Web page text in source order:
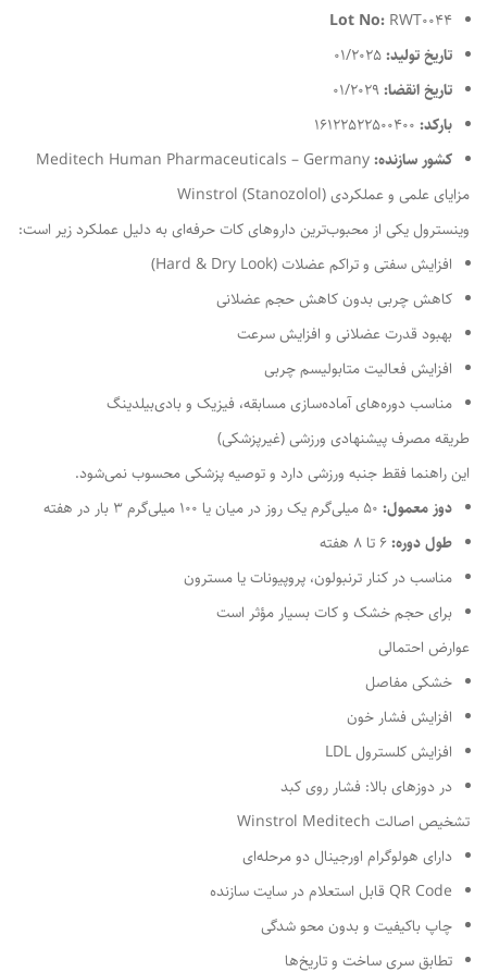
Lot No: RWT0044
تاریخ تولید:
تاریخ انقضا:
بارکد:
کشور سازنده:
مزایای علمی و عملکردی Winstrol (Stanozolol)
وینسترول یکی از محبوب‌ترین داروهای کات حرفه‌ای به دلیل عملکرد زیر است:
افزایش سفتی و تراکم عضلات (Hard & Dry Look)
کاهش چربی بدون کاهش حجم عضلانی
بهبود قدرت عضلانی و افزایش سرعت
افزایش فعالیت متابولیسم چربی
مناسب دوره‌های آماده‌سازی مسابقه، فیزیک و بادی‌بیلدینگ
طریقه مصرف پیشنهادی ورزشی (غیرپزشکی)
این راهنما فقط جنبه ورزشی دارد و توصیه پزشکی محسوب نمی‌شود.
دوز معمول:
طول دوره:
مناسب در کنار ترنبولون، پروپیونات یا مسترون
برای حجم خشک و کات بسیار مؤثر است
عوارض احتمالی
خشکی مفاصل
افزایش فشار خون
افزایش کلسترول LDL
در دوزهای بالا: فشار روی کبد
تشخیص اصالت Winstrol Meditech
دارای هولوگرام اورجینال دو مرحله‌ای
QR Code قابل استعلام در سایت سازنده
چاپ باکیفیت و بدون محو شدگی
تطابق سری ساخت و تاریخ‌ها